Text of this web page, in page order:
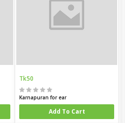
Tk50
Karnapuran for ear
Add To Cart